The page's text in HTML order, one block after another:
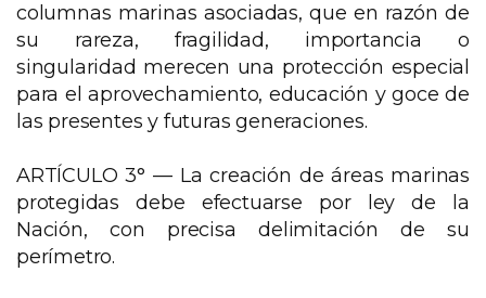
columnas marinas asociadas, que en razón de
su rareza, fragilidad, importancia o
singularidad merecen una protección especial
para el aprovechamiento, educación y goce de
las presentes y futuras generaciones.
ARTÍCULO 3° —La creación de áreas marinas
protegidas debe efectuarse por ley de la
Nación, con precisa delimitación de su
perímetro.